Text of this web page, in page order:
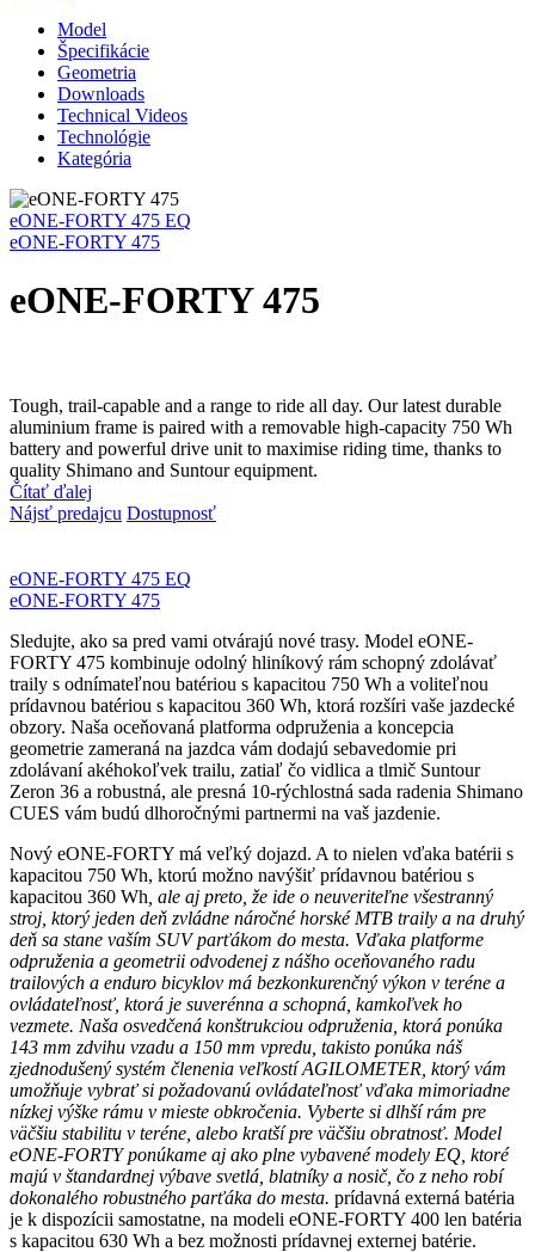
Model
Špecifikácie
Geometria
Downloads
Technical Videos
Technológie
Kategória
eONE-FORTY 475 EQ
eONE-FORTY 475
eONE-FORTY 475
Tough, trail-capable and a range to ride all day. Our latest durable
aluminium frame is paired with a removable high-capacity 750 Wh
battery and powerful drive unit to maximise riding time, thanks to
quality Shimano and Suntour equipment.
Čítať ďalej
Nájsť predajcu Dostupnosť
eONE-FORTY 475 EQ
eONE-FORTY 475
Sledujte, ako sa pred vami otvárajú nové trasy. Model eONE-
FORTY 475 kombinuje odolný hliníkový rám schopný zdolávať
traily s odnímateľnou batériou s kapacitou 750 Wh a voliteľnou
prídavnou batériou s kapacitou 360 Wh, ktorá rozšíri vaše jazdecké
obzory. Naša oceňovaná platforma odpruženia a koncepcia
geometrie zameraná na jazdca vám dodajú sebavedomie pri
zdolávaní akéhokoľvek trailu, zatiaľ čo vidlica a tlmič Suntour
Zeron 36 a robustná, ale presná 10-rýchlostná sada radenia Shimano
CUES vám budú dlhoročnými partnermi na vaš jazdenie.
Nový eONE-FORTY má veľký dojazd. A to nielen vďaka batérii s
kapacitou 750 Wh, ktorú možno navýšiť prídavnou batériou s
kapacitou 360 Wh , ale aj preto, že ide o neuveriteľne všestranný
stroj, ktorý jeden deň zvládne náročné horské MTB traily a na druhý
deň sa stane vaším SUV parťákom do mesta. Vďaka platforme
odpruženia a geometrii odvodenej z nášho oceňovaného radu
trailových a enduro bicyklov má bezkonkurenčný výkon v teréne a
ovládateľnosť, ktorá je suverénna a schopná, kamkoľvek ho
vezmete. Naša osvedčená konštrukciou odpruženia, ktorá ponúka
143 mm zdvihu vzadu a 150 mm vpredu, takisto ponúka náš
zjednodušený systém členenia veľkostí AGILOMETER, ktorý vám
umožňuje vybrať si požadovanú ovládateľnosť vďaka mimoriadne
nízkej výške rámu v mieste obkročenia. Vyberte si dlhší rám pre
väčšiu stabilitu v teréne, alebo kratší pre väčšiu obratnosť. Model
eONE-FORTY ponúkame aj ako plne vybavené modely EQ, ktoré
majú v štandardnej výbave svetlá, blatníky a nosič, čo z neho robí
dokonalého robustného parťáka do mesta. prídavná externá batéria
je k dispozícii samostatne, na modeli eONE-FORTY 400 len batéria
s kapacitou 630 Wh a bez možnosti prídavnej externej batérie.